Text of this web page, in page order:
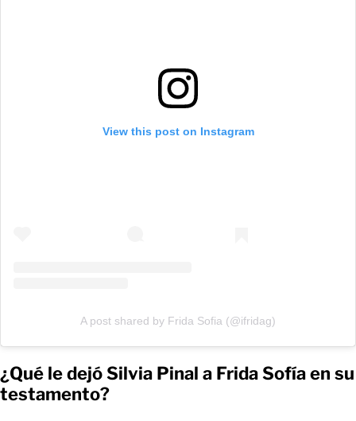
View this post on Instagram
A post shared by Frida Sofia (@ifridag)
¿Qué le dejó Silvia Pinal a Frida Sofía en su
testamento?